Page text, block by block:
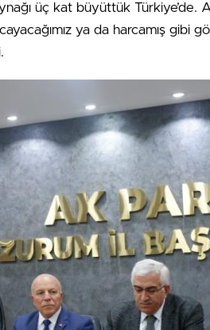
üç kat büyüttük Türkiye’de.
ya da harcamış gibi